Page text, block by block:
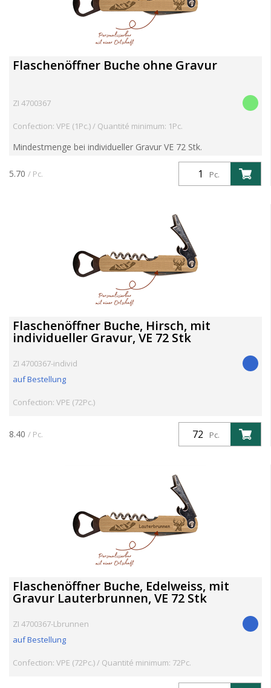
Flaschenöffner Buche ohne Gravur
ZI 4700367
Confection: VPE (1Pc.) / Quantité minimum: 1Pc.
Mindestmenge bei individueller Gravur VE 72 Stk.
Flaschenöffner aus Buche und Edelstahl mit 3 Fuktionen: -
Falschenöffner - Korkenzieher - Messer Auf Anfrage ist dieser
Pc.
5.70 / Pc.
Flaschenöffner Buche, Hirsch, mit
individueller Gravur, VE 72 Stk
ZI 4700367-individ
auf Bestellung
Confection: VPE (72Pc.)
Pc.
8.40 / Pc.
Flaschenöffner Buche, Edelweiss, mit
Gravur Lauterbrunnen, VE 72 Stk
ZI 4700367-Lbrunnen
auf Bestellung
Confection: VPE (72Pc.) / Quantité minimum: 72Pc.